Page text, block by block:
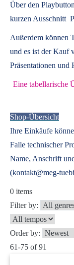
Über den
kurzen Ausschnitt
Außerdem können
und es ist der Kauf
Präsentationen und
Eine tabellarische
Shop-Übersicht
Ihre Einkäufe
Falle technischer
Name, Anschrift
(kontakt@meg-
0 items
Filter by:
Order by:
61-75 of 91